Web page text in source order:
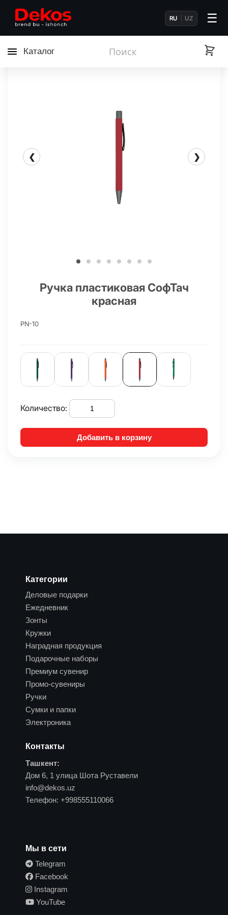
RU UZ ☰
Каталог
❮ ❯
Ручка пластиковая СофТач
красная
PN-10
Количество:
Добавить в корзину
Категории
Деловые подарки
Ежедневник
Зонты
Кружки
Наградная продукция
Подарочные наборы
Премиум сувенир
Промо-сувениры
Ручки
Сумки и папки
Электроника
Контакты
Ташкент:
Дом 6, 1 улица Шота Руставели
info@dekos.uz
Телефон: +998555110066
Мы в сети
Telegram
Facebook
Instagram
YouTube